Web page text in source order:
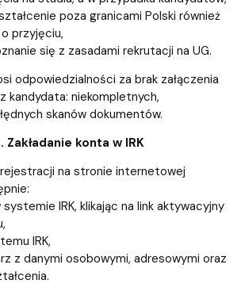
poza granicami Polski również
przyjęciu,
się z zasadami rekrutacji na UG.
odpowiedzialności za brak załączenia
kandydata: niekompletnych,
skanów dokumentów.
Zakładanie konta w IRK
na stronie internetowej
IRK, klikając na link aktywacyjny
IRK,
z danymi osobowymi, adresowymi oraz